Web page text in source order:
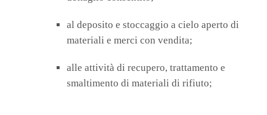
al deposito e stoccaggio a cielo aperto di
materiali e merci con vendita;
alle attività di recupero, trattamento e
smaltimento di materiali di rifiuto;